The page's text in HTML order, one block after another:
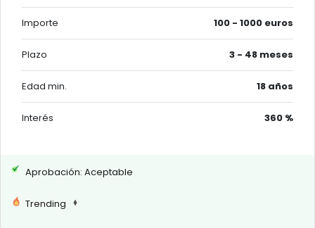
Importe 100 - 1000 euros
Plazo 3 - 48 meses
Edad min. 18 años
Interés 360 %
Aprobación: Aceptable
Trending